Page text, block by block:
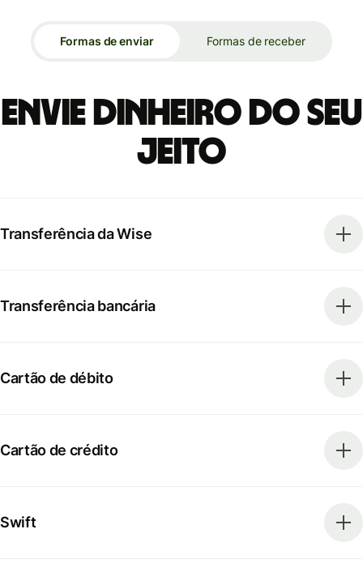
Formas de enviar Formas de receber
Envie dinheiro do seu
jeito
Transferência da Wise
Transferência bancária
Cartão de débito
Cartão de crédito
Swift